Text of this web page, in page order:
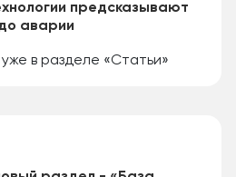
предсказывают
аварии
в разделе «Статьи»